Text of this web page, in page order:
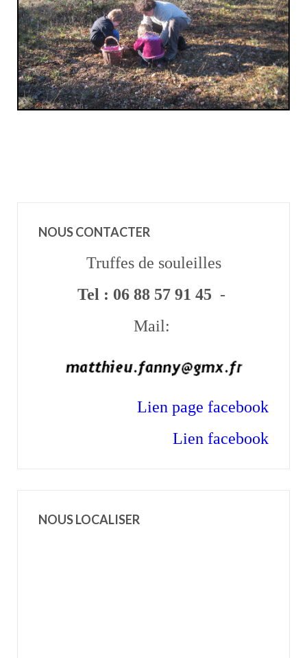
NOUS CONTACTER
Truffes de souleilles
Tel : 06 88 57 91 45 -
Mail:
Lien page facebook
Lien facebook
NOUS LOCALISER